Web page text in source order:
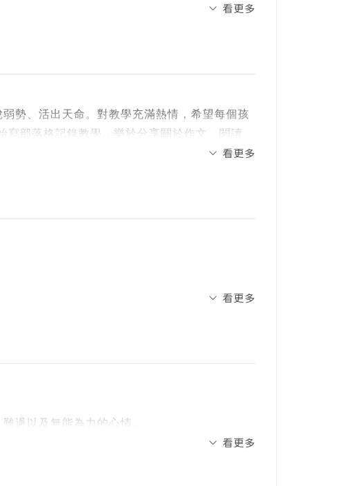
就吵架。
以自身與「小學生交手」的豐富經驗，開啟了
3C教養與AI寫作等議題，將情境圖像化、內容
難題與挑戰。
不只讓孩子了解各科的學習方法，更提供具體
看更多
勢、活出天命。對教學充滿熱情，希望每個孩
部落格記錄教學，樂於分享關於作文、閱讀、
務．初階篇》、《小學生的寫作任務．進階
啡滴答滴》獲第15屆金漫獎入圍。
看更多
看更多
過以及無能為力的心情。
看更多